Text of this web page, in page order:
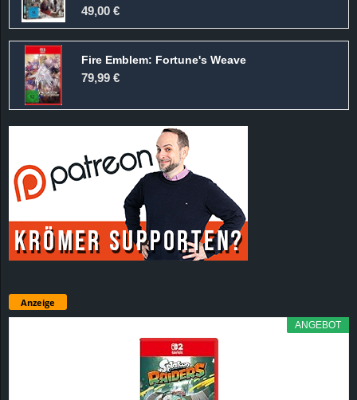
49,00 €
Fire Emblem: Fortune's Weave
79,99 €
Anzeige
ANGEBOT